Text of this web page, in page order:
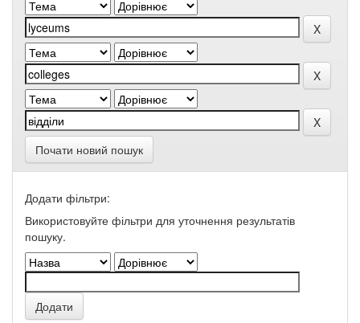
Почати новий пошук
Додати фільтри:
Використовуйте фільтри для уточнення результатів
пошуку.